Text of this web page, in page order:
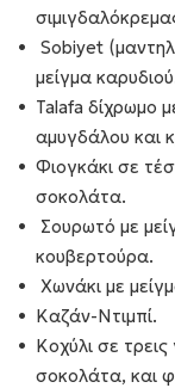
Sobiyet
μείγμα
Talafa δίχρωμο
αμυγδάλου και
Φιογκάκι σε
σοκολάτα.
Σουρωτό με
κουβερτούρα.
Χωνάκι με
Καζάν-Ντιμπί.
Κοχύλι σε
σοκολάτα, και